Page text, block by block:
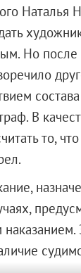
Наталья
Но после
В
то,